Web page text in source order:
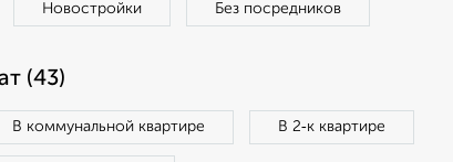
Новостройки Без посредников
(43)
В коммунальной квартире В 2‑к квартире